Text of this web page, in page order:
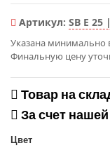
Артикул: SB E 25
Указана минимально
Финальную цену
Товар на
За счет
Цвет